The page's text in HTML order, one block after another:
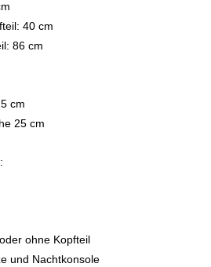
40 cm
86 cm
cm
25 cm
ohne Kopfteil
und Nachtkonsole